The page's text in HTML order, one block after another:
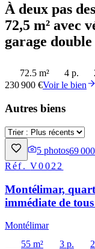
À deux pas
72,5 m² avec
garage double
72.5 m² 4 p.
230 900 €Voir le bien
Autres biens
5 photos69
Réf.V0022
Montélimar,
immédiate de tous
Montélimar
55 m²
3 p.